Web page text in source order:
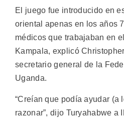
El juego fue introducido en
oriental apenas en los años
médicos que trabajaban en
Kampala, explicó
secretario general de la
Uganda.
“Creían que podía ayudar (a
razonar”, dijo Turyahabwe a